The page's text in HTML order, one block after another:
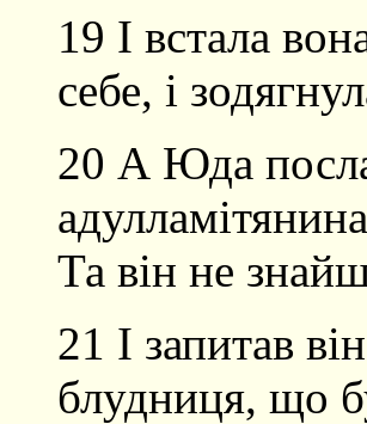
19 І встала
себе, і
20 А Юда
Та він не
21 І запитав
блудниця, що